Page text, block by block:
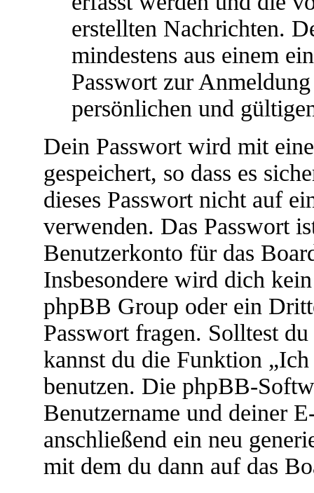
erstellten Nachrichten.
mindestens aus einem
Passwort zur
persönlichen und
Dein Passwort wird mit
gespeichert, so dass es
dieses Passwort nicht auf
verwenden. Das Passwort
Benutzerkonto für das
Insbesondere wird dich
phpBB Group oder ein
Passwort fragen. Solltest
kannst du die Funktion „Ich
benutzen. Die phpBB-
Benutzername und deiner
anschließend ein neu
mit dem du dann auf das